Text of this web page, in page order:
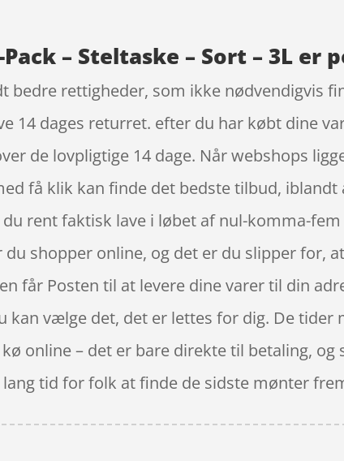
Pack – Steltaske – Sort – 3L
bedre rettigheder, som ikke nødvendigvis
14 dages returret. efter du har købt dine
de lovpligtige 14 dage. Når webshops
få klik kan finde det bedste tilbud,
rent faktisk lave i løbet af nul-komma-
shopper online, og det er du slipper for,
får Posten til at levere dine varer til din
kan vælge det, det er lettes for dig. De tider
online – det er bare direkte til betaling,
tid for folk at finde de sidste mønter